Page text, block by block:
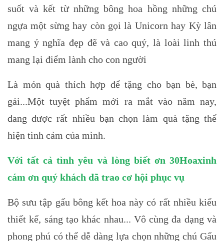
suốt và kết từ những bông hoa hồng những chú
ngựa một sừng hay còn gọi là Unicorn hay Kỳ lân
mang ý nghĩa đẹp đẽ và cao quý, là loài linh thú
mang lại điểm lành cho con người
Là món quà thích hợp để tặng cho bạn bè, bạn
gái...Một tuyệt phẩm mới ra mắt vào năm nay,
đang được rất nhiều bạn chọn làm quà tặng thể
hiện tình cảm của mình.
Với tất cả tình yêu và lòng biết ơn 30Hoaxinh
cám ơn quý khách đã trao cơ hội phục vụ
Bộ sưu tập gấu bông kết hoa này có rất nhiều kiểu
thiết kế, sáng tạo khác nhau... Vô cùng đa dạng và
phong phú có thể dễ dàng lựa chọn những chú Gấu